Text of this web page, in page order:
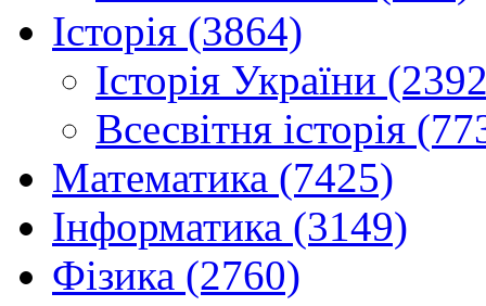
Історія (3864)
Історія України
Всесвітня історія
Математика (7425)
Інформатика (3149)
Фізика (2760)